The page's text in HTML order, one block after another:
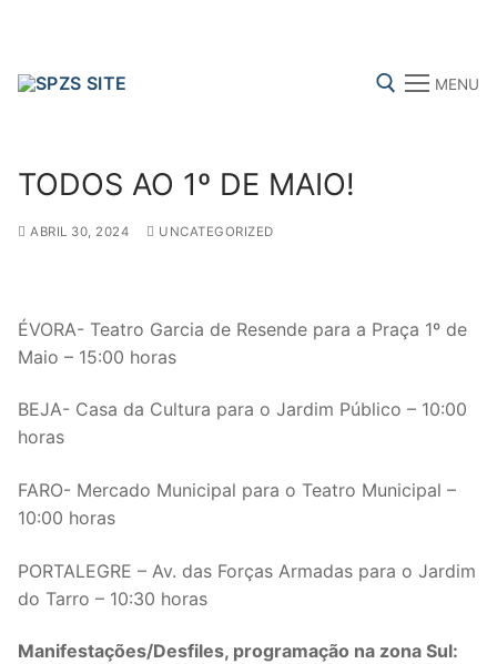
MENU
Search
sindicalização
Notícias
Legislação
Sectores
TODOS AO 1º DE MAIO!
ABRIL 30, 2024 UNCATEGORIZED
ÉVORA- Teatro Garcia de Resende para a Praça 1º de
Maio – 15:00 horas
BEJA- Casa da Cultura para o Jardim Público – 10:00
horas
FARO- Mercado Municipal para o Teatro Municipal –
10:00 horas
PORTALEGRE – Av. das Forças Armadas para o Jardim
do Tarro – 10:30 horas
Manifestações/Desfiles, programação na zona Sul: